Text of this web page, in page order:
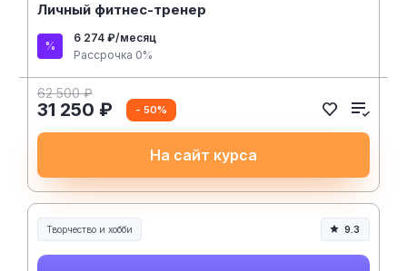
Личный фитнес-тренер
6 274 ₽/месяц
Рассрочка 0%
62 500 ₽
31 250 ₽ - 50%
На сайт курса
Творчество и хобби
Творчество, контент и хобби
9.3